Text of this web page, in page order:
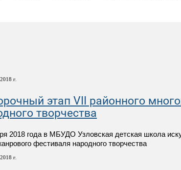
г.
этап VII районного
творчества
2018 года в МБУДО Узловская детская школа
фестиваля народного творчества
г.